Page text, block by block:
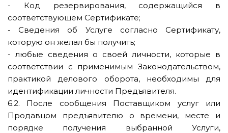
- Код резервирования, содержащийся в
соответствующем Сертификате;
- Сведения об Услуге согласно Сертификату,
которую он желал бы получить;
- любые сведения о своей личности, которые в
соответствии с применимым Законодательством,
практикой делового оборота, необходимы для
идентификации личности Предъявителя.
6.2. После сообщения Поставщиком услуг или
Продавцом предъявителю о времени, месте и
порядке получения выбранной Услуги,